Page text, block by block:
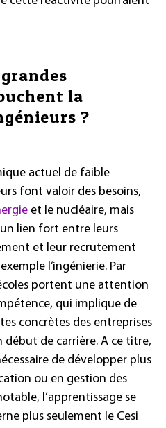
la
?
actuel de faible
font valoir des besoins,
et le nucléaire, mais
lien fort entre leurs
et leur recrutement
l’ingénierie. Par
portent une attention
qui implique de
concrètes des entreprises
début de carrière. A ce titre,
de développer plus
ou en gestion des
l’apprentissage se
plus seulement le Cesi